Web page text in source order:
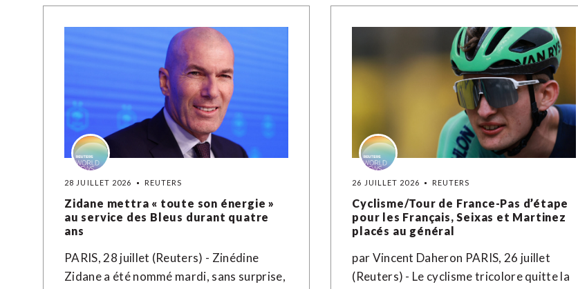
28 JUILLET 2026 REUTERS
Zidane mettra « toute son énergie »
au service des Bleus durant quatre
ans
PARIS, 28 juillet (Reuters) - Zinédine
Zidane a été nommé mardi, sans surprise,
26 JUILLET 2026 REUTERS
Cyclisme/Tour de France-Pas d’étape
pour les Français, Seixas et Martinez
placés au général
par Vincent Daheron PARIS, 26 juillet
(Reuters) - Le cyclisme tricolore quitte la